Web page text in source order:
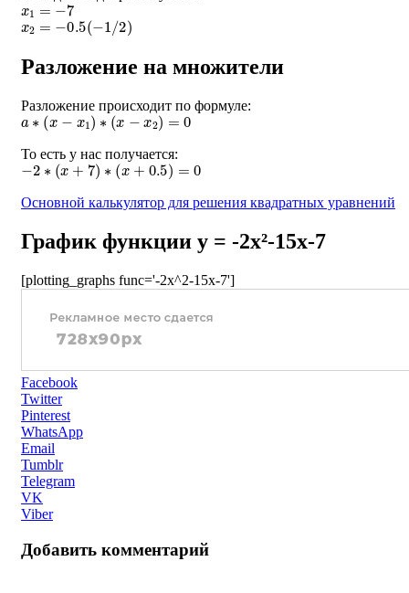
x2 =− 0.5 (−1 2
Разложение на множители
Разложение происходит по формуле:
a ∗(x−x1)∗ (x−x2)=0
То есть у нас получается:
−2∗(x+7)∗(x+0.5)=0
Основной калькулятор для решения квадратных уравнений
График функции y = -2x²-15x-7
[plotting_graphs func='-2x^2-15x-7']
Facebook
Twitter
Pinterest
WhatsApp
Email
Tumblr
Telegram
VK
Viber
Добавить комментарий